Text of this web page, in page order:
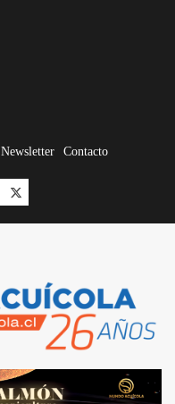
Newsletter Contacto